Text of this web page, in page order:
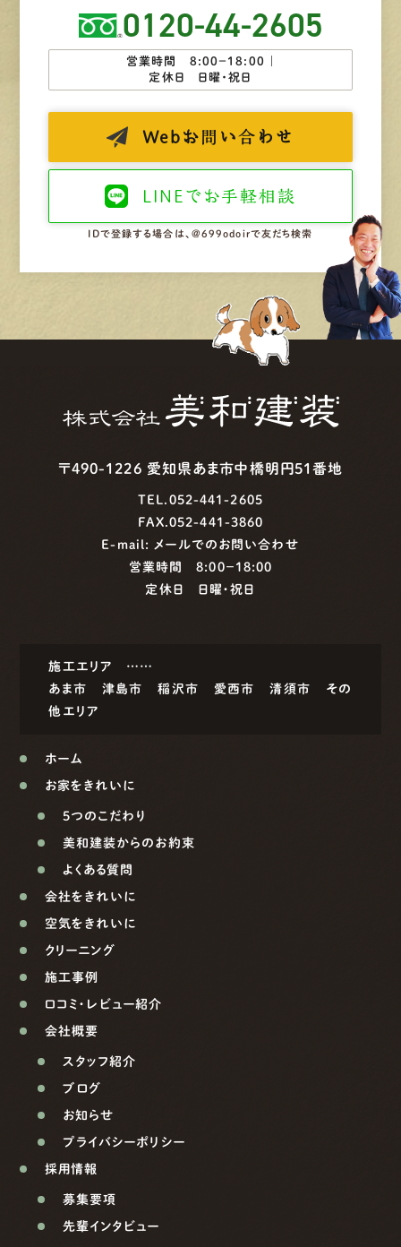
0120-44-2605
営業時間 8:00−18:00 ｜
定休日 日曜・祝日
Web お問い合わせ
LINEで お手軽相談
IDで登録する場合は、@699odoirで友だち検索
〒490-1226 愛知県あま市中橋明円51番地
TEL.052-441-2605
FAX.052-441-3860
E-mail: メールでのお問い合わせ
営業時間 8:00−18:00
定休日 日曜・祝日
施工エリア ……
あま市
津島市 稲沢市 愛西市 清須市
その
他エリア
ホーム
お家をきれいに
5つのこだわり
美和建装からのお約束
よくある質問
会社をきれいに
空気をきれいに
クリーニング
施工事例
口コミ・レビュー紹介
会社概要
スタッフ紹介
ブログ
お知らせ
プライバシーポリシー
採用情報
募集要項
先輩インタビュー